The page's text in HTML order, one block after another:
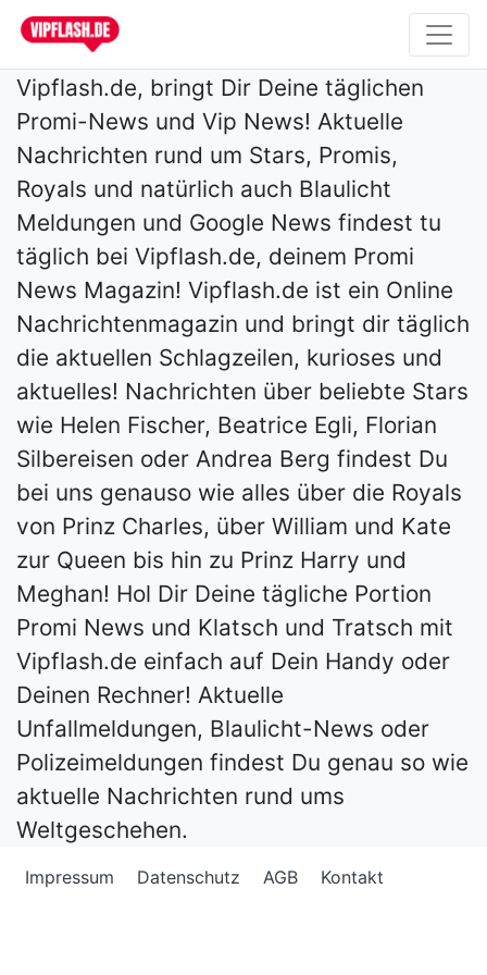
Vipflash.de, bringt Dir Deine täglichen
Promi-News und Vip News! Aktuelle
Nachrichten rund um Stars, Promis,
Royals und natürlich auch Blaulicht
Meldungen und Google News findest tu
täglich bei Vipflash.de, deinem Promi
News Magazin! Vipflash.de ist ein Online
Nachrichtenmagazin und bringt dir täglich
die aktuellen Schlagzeilen, kurioses und
aktuelles! Nachrichten über beliebte Stars
wie Helen Fischer, Beatrice Egli, Florian
Silbereisen oder Andrea Berg findest Du
bei uns genauso wie alles über die Royals
von Prinz Charles, über William und Kate
zur Queen bis hin zu Prinz Harry und
Meghan! Hol Dir Deine tägliche Portion
Promi News und Klatsch und Tratsch mit
Vipflash.de einfach auf Dein Handy oder
Deinen Rechner! Aktuelle
Unfallmeldungen, Blaulicht-News oder
Polizeimeldungen findest Du genau so wie
aktuelle Nachrichten rund ums
Weltgeschehen.
Impressum Datenschutz AGB Kontakt